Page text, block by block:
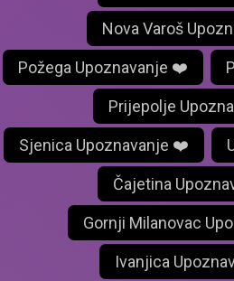
Nova Varoš
Požega Upoznavanje ❤️
Prijepolje
Sjenica Upoznavanje ❤️
Čajetina
Gornji Milanovac
Ivanjica